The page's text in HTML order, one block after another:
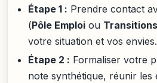
Étape 1 : Prendre contact
(Pôle Emploi ou
votre situation et vos envies.
Étape 2 : Formaliser votre
note synthétique, réunir les